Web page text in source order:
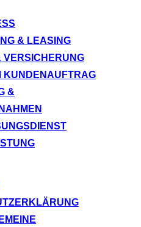
& LEASING
VERSICHERUNG
KUNDENAUFTRAG
&